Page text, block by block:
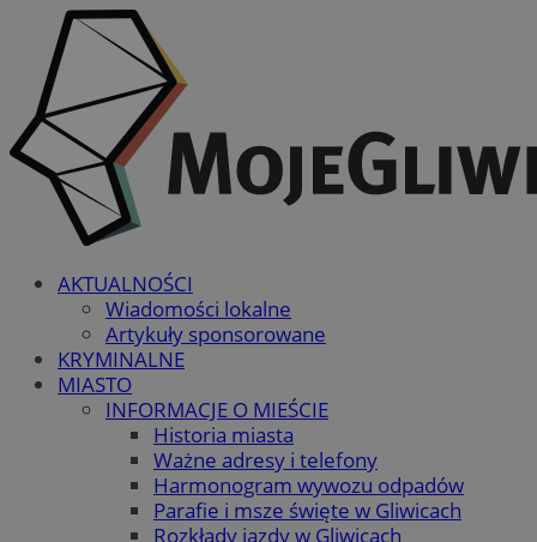
AKTUALNOŚCI
Wiadomości lokalne
Artykuły sponsorowane
KRYMINALNE
MIASTO
INFORMACJE O MIEŚCIE
Historia miasta
Ważne adresy i telefony
Harmonogram wywozu odpadów
Parafie i msze święte w Gliwicach
Rozkłady jazdy w Gliwicach